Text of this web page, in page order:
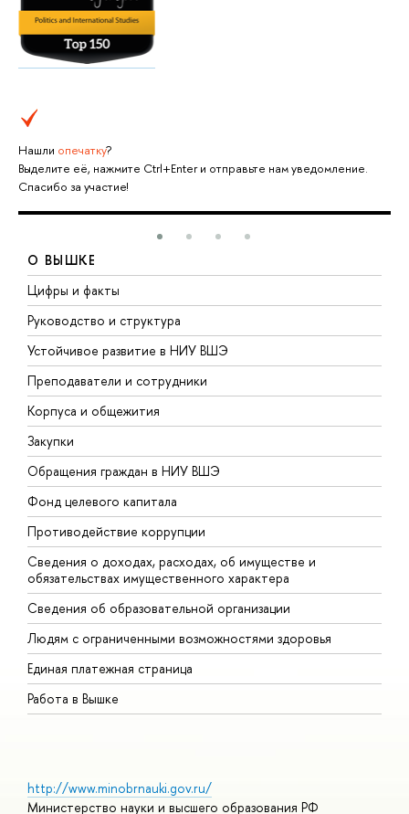
Нашли опечатку?
Выделите её, нажмите Ctrl+Enter и отправьте нам уведомление.
Спасибо за участие!
О ВЫШКЕ
Цифры и факты
Руководство и структура
Устойчивое развитие в НИУ ВШЭ
Преподаватели и сотрудники
Корпуса и общежития
Закупки
Обращения граждан в НИУ ВШЭ
Фонд целевого капитала
Противодействие коррупции
Сведения о доходах, расходах, об имуществе и
обязательствах имущественного характера
Сведения об образовательной организации
Людям с ограниченными возможностями здоровья
Единая платежная страница
Работа в Вышке
http://www.minobrnauki.gov.ru/
Министерство науки и высшего образования РФ